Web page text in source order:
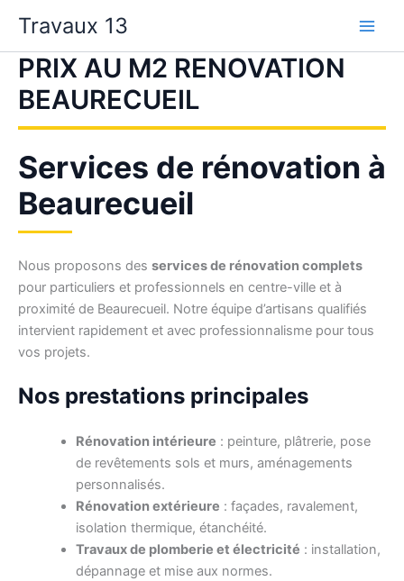
contenu
Travaux 13
PRIX AU M2 RENOVATION
BEAURECUEIL
Services de rénovation à
Beaurecueil
Nous proposons des services de rénovation complets
pour particuliers et professionnels en centre-ville et à
proximité de Beaurecueil. Notre équipe d’artisans qualifiés
intervient rapidement et avec professionnalisme pour tous
vos projets.
Nos prestations principales
Rénovation intérieure : peinture, plâtrerie, pose
de revêtements sols et murs, aménagements
personnalisés.
Rénovation extérieure : façades, ravalement,
isolation thermique, étanchéité.
Travaux de plomberie et électricité : installation,
dépannage et mise aux normes.